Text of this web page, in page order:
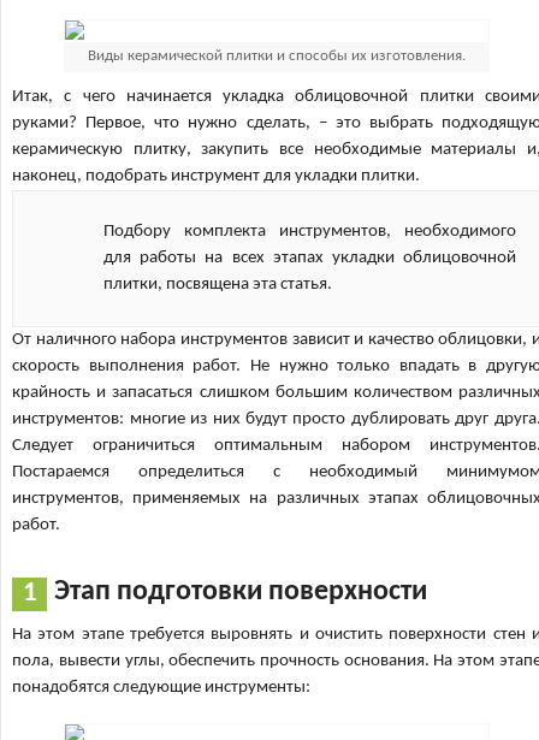
Виды керамической плитки и способы их изготовления.
Итак, с чего начинается укладка облицовочной плитки
руками? Первое, что нужно сделать, – это выбрать
керамическую плитку, закупить все необходимые материалы
наконец, подобрать инструмент для укладки плитки.
Подбору комплекта инструментов, необходимого
для работы на всех этапах укладки облицовочной
плитки, посвящена эта статья.
От наличного набора инструментов зависит и качество облицовки,
скорость выполнения работ. Не нужно только впадать в
крайность и запасаться слишком большим количеством
инструментов: многие из них будут просто дублировать друг
Следует ограничиться оптимальным набором
Постараемся определиться с необходимый
инструментов, применяемых на различных этапах
работ.
Этап подготовки поверхности
На этом этапе требуется выровнять и очистить поверхности стен
пола, вывести углы, обеспечить прочность основания. На этом
понадобятся следующие инструменты: